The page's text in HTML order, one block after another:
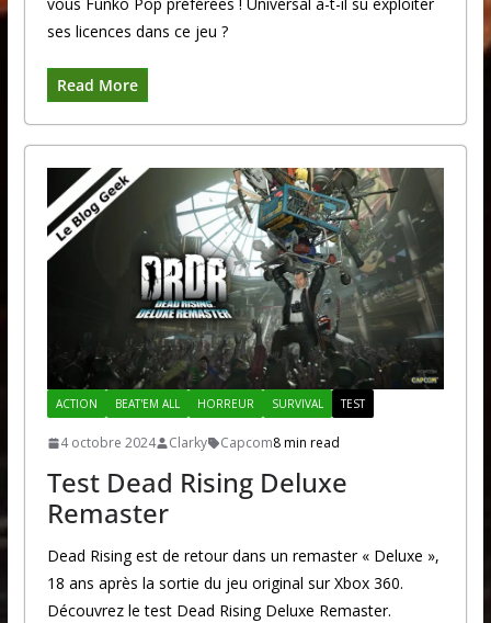
vous Funko Pop préférées ! Universal a-t-il su exploiter
ses licences dans ce jeu ?
Read More
ACTION BEAT'EM ALL HORREUR SURVIVAL TEST
4 octobre 2024 Clarky Capcom8 min read
Test Dead Rising Deluxe
Remaster
Dead Rising est de retour dans un remaster « Deluxe »,
18 ans après la sortie du jeu original sur Xbox 360.
Découvrez le test Dead Rising Deluxe Remaster.